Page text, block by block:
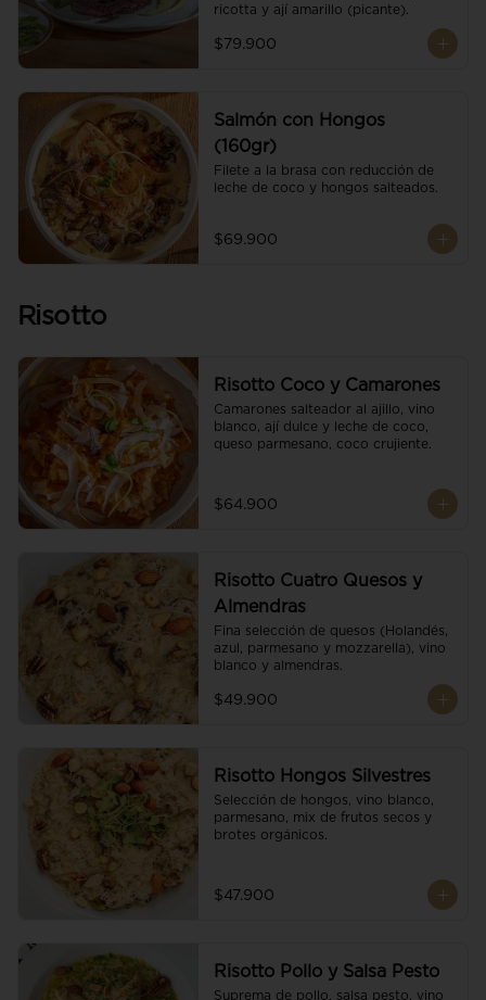
ricotta y ají amarillo (picante).
$79.900
Salmón con Hongos
(160gr)
Filete a la brasa con reducción de
leche de coco y hongos salteados.
$69.900
Risotto
Risotto Coco y Camarones
Camarones salteador al ajillo, vino
blanco, ají dulce y leche de coco,
queso parmesano, coco crujiente.
$64.900
Risotto Cuatro Quesos y
Almendras
Fina selección de quesos (Holandés,
azul, parmesano y mozzarella), vino
blanco y almendras.
$49.900
Risotto Hongos Silvestres
Selección de hongos, vino blanco,
parmesano, mix de frutos secos y
brotes orgánicos.
$47.900
Risotto Pollo y Salsa Pesto
Suprema de pollo, salsa pesto, vino